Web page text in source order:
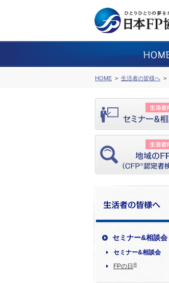
HOME 生活者の皆様へ
セミナー&相談会
セミナー&相談会
FPの日 ®